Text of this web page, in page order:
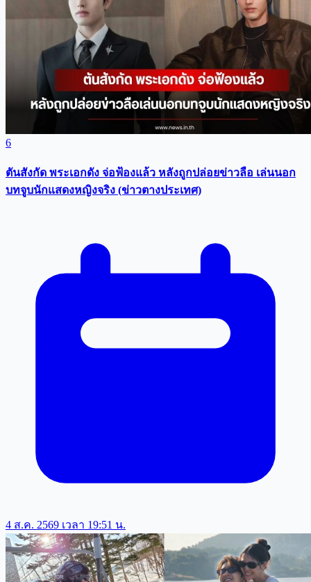
6
ตันสังกัด พระเอกดัง จ่อฟ้องแล้ว หลังถูกปล่อยข่าวลือ เล่นนอก
บทจูบนักแสดงหญิงจริง (ข่าวตางประเทศ)
4 ส.ค. 2569 เวลา 19:51 น.